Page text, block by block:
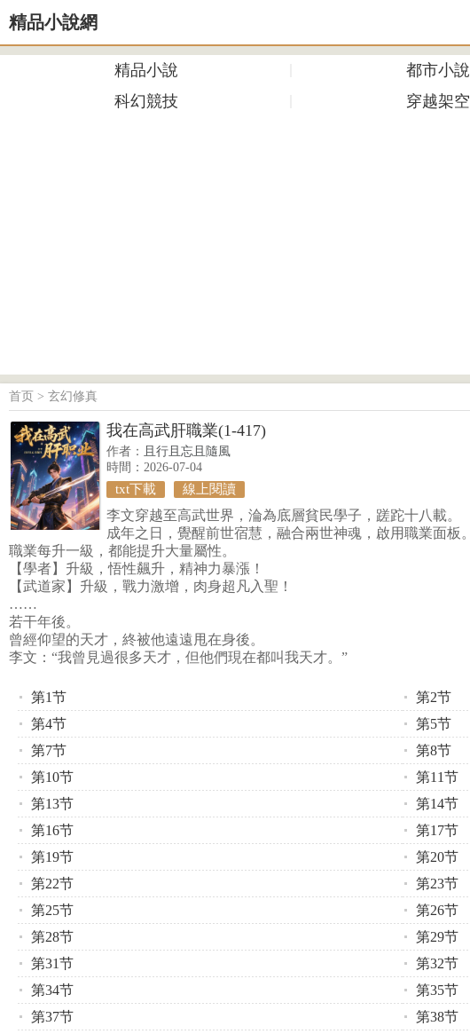
精品小說網
精品小說 都市小說
科幻競技
穿越架空
首页 > 玄幻修真
我在高武肝職業(1-417)
作者：
且行且忘且隨風
時間：2026-07-04
txt下載 線上閱讀
李文穿越至高武世界，淪為底層貧民學子，蹉跎十八載。
成年之日，覺醒前世宿慧，融合兩世神魂，啟用職業面板。
職業每升一級，都能提升大量屬性。
【學者】升級，悟性飆升，精神力暴漲！
【武道家】升級，戰力激增，肉身超凡入聖！
……
若干年後。
曾經仰望的天才，終被他遠遠甩在身後。
李文：“我曾見過很多天才，但他們現在都叫我天才。”
第1节 第2节
第4节
第5节
第7节
第8节
第10节
第11节
第13节
第14节
第16节
第17节
第19节
第20节
第22节
第23节
第25节
第26节
第28节
第29节
第31节
第32节
第34节
第35节
第37节
第38节